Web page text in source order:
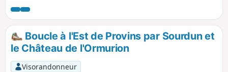
chemins des champs et des bois ainsi que
les sentes d'un village, et qui longe des
ruisseaux et la banquette herbeuse d'un
aqueduc souterrain. Une randonnée
bucolique et patrimoniale à la fois, dans un
cadre paisible.
Boucle à l'Est de Provins par Sourdun et
le Château de l'Ormurion
Visorandonneur